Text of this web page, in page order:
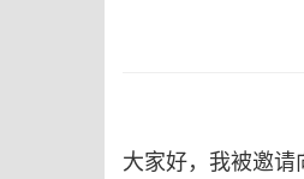
大家好，我被邀请